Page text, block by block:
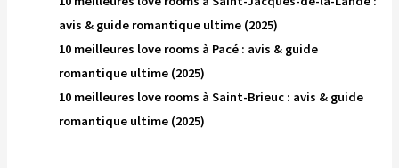
avis & guide romantique ultime (2025)
10 meilleures love rooms à Pacé : avis & guide
romantique ultime (2025)
10 meilleures love rooms à Saint-Brieuc : avis & guide
romantique ultime (2025)